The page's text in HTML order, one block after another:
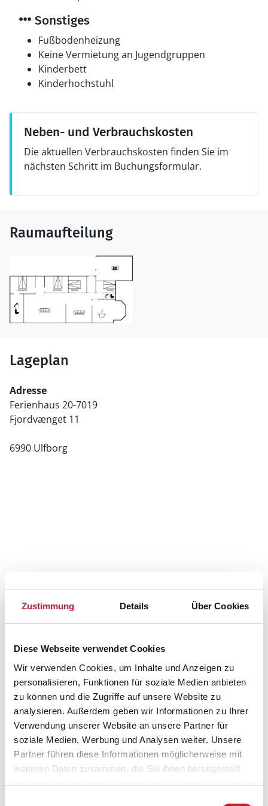
Zustimmung Details Über Cookies
Diese Webseite verwendet Cookies
Wir verwenden Cookies, um Inhalte und Anzeigen zu
personalisieren, Funktionen für soziale Medien anbieten
zu können und die Zugriffe auf unsere Website zu
analysieren. Außerdem geben wir Informationen zu Ihrer
Verwendung unserer Website an unsere Partner für
soziale Medien, Werbung und Analysen weiter. Unsere
Partner führen diese Informationen möglicherweise mit
weiteren Daten zusammen, die Sie ihnen bereitgestellt
haben oder die sie im Rahmen Ihrer Nutzung der Dienste
Sonstiges
Fußbodenheizung
Keine Vermietung an Jugendgruppen
Kinderbett
Kinderhochstuhl
Neben- und Verbrauchskosten
Die aktuellen Verbrauchskosten finden Sie im
nächsten Schritt im Buchungsformular.
Raumaufteilung
Lageplan
Adresse
Ferienhaus 20-7019
Fjordvænget 11
6990 Ulfborg
Belegungskalender
Reisedauer auswählen
Anzahl Reisende auswählen
Anreisetag im Belegungskalender anklicken